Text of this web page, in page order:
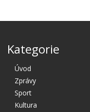
Kategorie
Úvod
Zprávy
Sport
Kultura